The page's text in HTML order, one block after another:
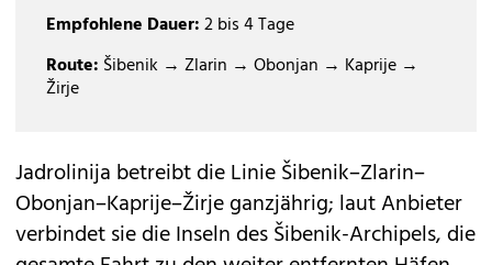
Empfohlene Dauer:2 bis 4 Tage
Route: Šibenik → Zlarin → Obonjan → Kaprije →
Žirje
Jadrolinija betreibt die Linie Šibenik–Zlarin–
Obonjan–Kaprije–Žirje ganzjährig; laut Anbieter
verbindet sie die Inseln des Šibenik-Archipels, die